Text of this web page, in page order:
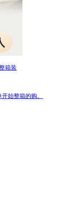
箱装
始整箱的购。